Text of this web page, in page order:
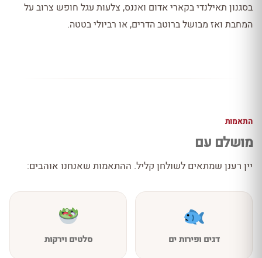
בסגנון תאילנדי בקארי אדום ואננס, צלעות עגל חופש צרוב על
המחבת ואז מבושל ברוטב הדרים, או רביולי בטטה.
התאמות
מושלם עם
יין רענן שמתאים לשולחן קליל. ההתאמות שאנחנו אוהבים:
דגים ופירות ים סלטים וירקות